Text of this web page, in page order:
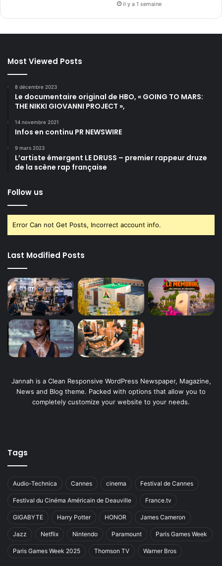
il y a 1 semaine
Most Viewed Posts
8 décembre 2023
Le documentaire original de HBO, « GOING TO MARS:
THE NIKKI GIOVANNI PROJECT »,
14 novembre 2021
Infos en continu PR NEWSWIRE
9 mars 2023
L’artiste émergent LE DRUSS – premier rappeur druze
de la scène rap française
Follow us
Error Can not Get Posts, Incorrect account info.
Last Modified Posts
Jannah is a Clean Responsive WordPress Newspaper, Magazine,
News and Blog theme. Packed with options that allow you to
completely customize your website to your needs.
Tags
Audio-Technica Cannes cinema Festival de Cannes
Festival du Cinéma Américain de Deauville France.tv
GIGABYTE Harry Potter HONOR James Cameron
Jazz Netflix Nintendo Paramount Paris Games Week
Paris Games Week 2025 Thomson TV Warner Bros